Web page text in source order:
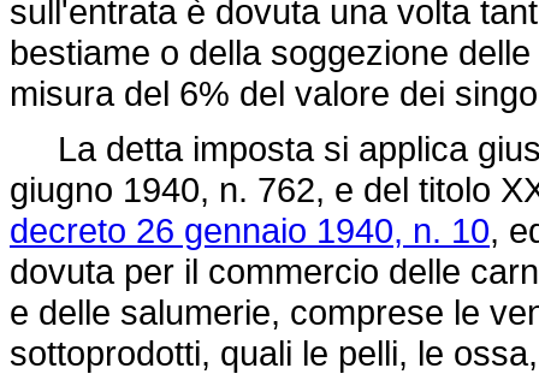
sull'entrata è dovuta una volta
bestiame o della soggezione
misura del 6% del valore dei
La detta imposta si applica
giugno 1940, n. 762, e del titolo
decreto 26 gennaio 1940, n. 10,
dovuta per il commercio delle
e delle salumerie, comprese le
sottoprodotti, quali le pelli, le